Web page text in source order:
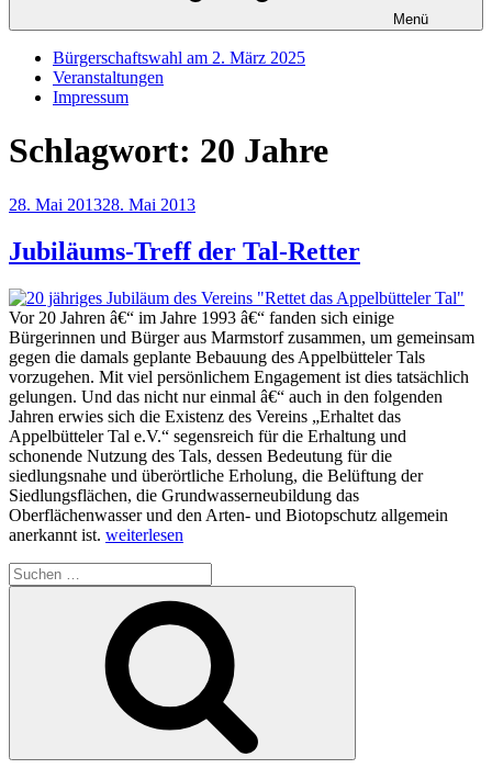
Menü
Bürgerschaftswahl am 2. März 2025
Veranstaltungen
Impressum
Schlagwort: 20 Jahre
Veröffentlicht
28. Mai 201328. Mai 2013
Jubiläums-Treff der Tal-Retter
Vor 20 Jahren â€“ im Jahre 1993 â€“ fanden sich einige
Bürgerinnen und Bürger aus Marmstorf zusammen, um gemeinsam
gegen die damals geplante Bebauung des Appelbütteler Tals
vorzugehen. Mit viel persönlichem Engagement ist dies tatsächlich
gelungen. Und das nicht nur einmal â€“ auch in den folgenden
Jahren erwies sich die Existenz des Vereins „Erhaltet das
Appelbütteler Tal e.V.“ segensreich für die Erhaltung und
schonende Nutzung des Tals, dessen Bedeutung für die
siedlungsnahe und überörtliche Erholung, die Belüftung der
Siedlungsflächen, die Grundwasserneubildung das
Oberflächenwasser und den Arten- und Biotopschutz allgemein
anerkannt ist. „Jubiläums-
Tal-
Retter“
weiterlesen
Suchen
nach: